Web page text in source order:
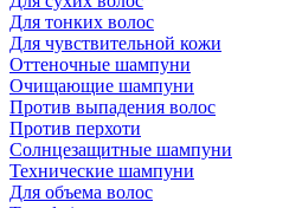
Для тонких волос
Для чувствительной кожи
Оттеночные шампуни
Очищающие шампуни
Против выпадения волос
Против перхоти
Солнцезащитные шампуни
Технические шампуни
Для объема волос